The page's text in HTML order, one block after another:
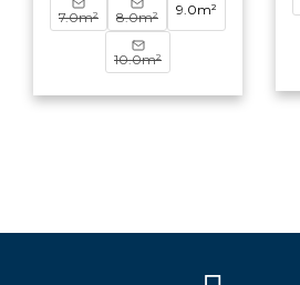
7.0m² 8.0m² 9.0m²
10.0m²